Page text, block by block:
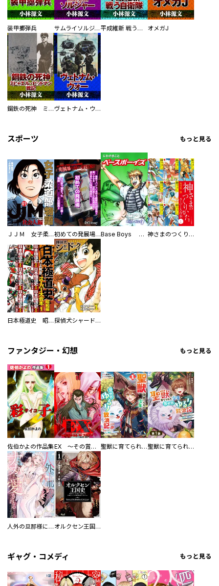
装甲擲弾兵 サムライソルジャー SAMURAI SOLDIER 平成維新 戦う自衛隊 オメガJ
鋼鉄の死神 ミヒャエル・ビットマン戦記 ヴェトナム・ウォー VIETNAM WAR
スポーツ もっと見る
ＪＪＭ 女子柔道部物語 社会人編 初めての発展場 【白抜き修正版】 Base Boys 新装版 神さまのつくりかた。スーパー大合本
日本極道史 昭和編 スーパー大合本 探偵犬シャードック（新装版）
ファンタジー・幻想 もっと見る
佐伯かよの作品集 EX ～その賞金稼ぎは、世界の出口を探す～【単行本版】 聖獣に育てられた少年の異世界ゆるり放浪記～神様からもらったチート魔法で、仲間たちとスローライフを満喫中～ 聖獣に育てられた少年の異世界ゆるり放浪記～神様からもらったチート魔法で、仲間たちとスローライフを満喫中～【分冊版】
人外の旦那様に娶られ毎晩ナカまで愛される…。アンソロジー オルクセン王国史
ギャグ・コメディ もっと見る